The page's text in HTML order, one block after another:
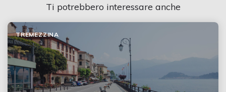
Ti potrebbero interessare anche
TREMEZZINA